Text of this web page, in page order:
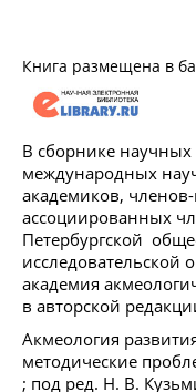
Книга размещена в
В сборнике
международных
академиков,
ассоциированных
Петербургской
исследовательской
академия
в авторской
Акмеология
методические
; под ред. Н. В.